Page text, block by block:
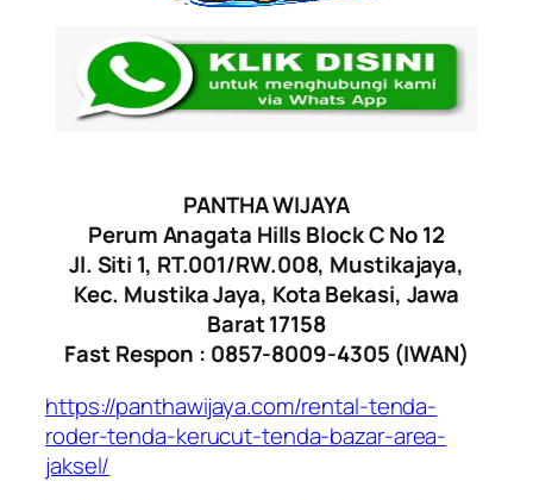
PANTHA WIJAYA
Perum Anagata Hills Block C No 12
Jl. Siti 1, RT.001/RW.008, Mustikajaya,
Kec. Mustika Jaya, Kota Bekasi, Jawa
Barat 17158
Fast Respon : 0857-8009-4305 (IWAN)
https://panthawijaya.com/rental-tenda-
roder-tenda-kerucut-tenda-bazar-area-
jaksel/